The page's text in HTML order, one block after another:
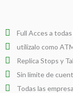
Full Acces a
utilizalo como
Replica Stops y
Sin limite de
Todas las